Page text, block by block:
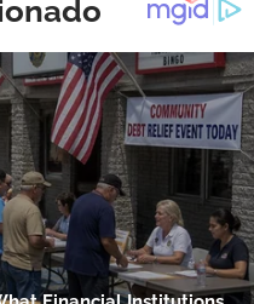
a nuestro boletín.
ACEPTAR